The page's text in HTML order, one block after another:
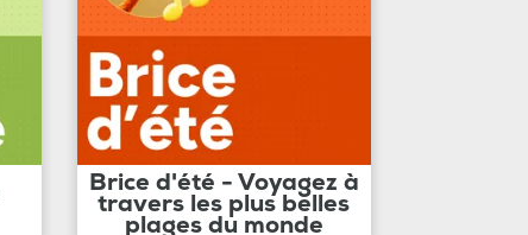
Brice d'été - Voyagez à
travers les plus belles
plages du monde